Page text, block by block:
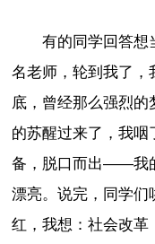
有的同学回答想
名老师，轮到我了，
底，曾经那么强烈的
的苏醒过来了，我
备，脱口而出——我
漂亮。说完，同学们
红，我想：社会改革